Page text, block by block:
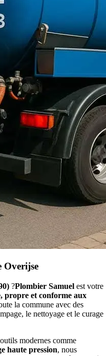
Overijse
?Plombier Samuel est votre
propre et conforme aux
la commune avec des
le nettoyage et le curage
modernes comme
haute pression, nous